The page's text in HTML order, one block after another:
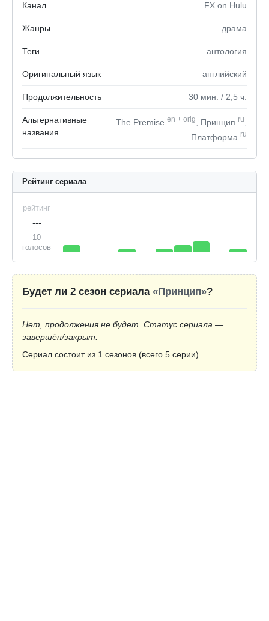
Канал FX on Hulu
Жанры драма
Теги антология
Оригинальный язык английский
Продолжительность 30 мин. / 2,5 ч.
Альтернативные
названия
The Premise en + orig , Принцип ru
Платформа ru
Рейтинг сериала
рейтинг
---
10
голосов
Будет ли 2 сезон сериала «Принцип»?
Нет, продолжения не будет. Статус сериала —
завершён/закрыт.
Сериал состоит из 1 сезонов (всего 5 серии).